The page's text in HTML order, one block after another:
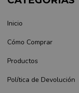
Inicio
Cómo Comprar
Productos
Política de Devolución